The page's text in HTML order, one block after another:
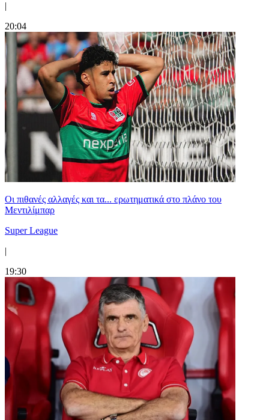
|
20:04
Οι πιθανές αλλαγές και τα... ερωτηματικά στο πλάνο του
Μεντιλίμπαρ
Super League
|
19:30